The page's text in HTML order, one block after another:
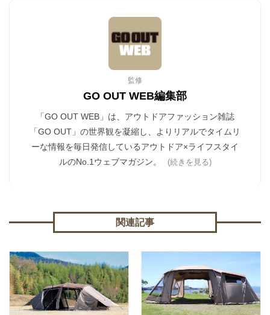
監修
GO OUT WEB編集部
「GO OUT WEB」は、アウトドアファッション雑誌
「GO OUT」の世界観を凝縮し、よりリアルでタイムリ
ーな情報を毎日発信しているアウトドア×ライフスタイ
ルのNo.1ウェブマガジン。
(続きを見る)
関連記事